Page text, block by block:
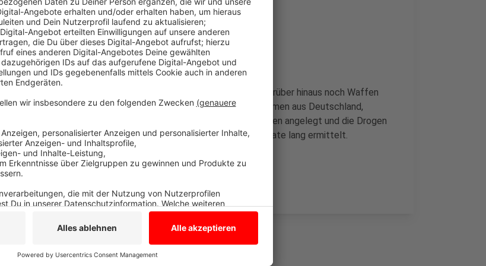
Festnahme nach drei Monate Ermittlung
Anzeige
Die Polizeibeamten nahmen vier Verdächtige fest und stellten darüber hinaus noch Waffen
und rund 1500 Ecstasy-Tabletten sicher. Die Beschuldigten stammen aus Deutschland,
Belgien, den Niederlanden und Mazedonien. Sie sollen die Plantagen angelegt und die Drogen
vor allem nach Holland verkauft haben. Die Polizei hatte drei Monate lang ermittelt.
Anzeige